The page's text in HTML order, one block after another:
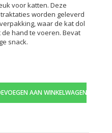
voor katten. Deze
worden geleverd
waar de kat dol
hand te voeren. Bevat
snack.
AAN WINKELWAGEN